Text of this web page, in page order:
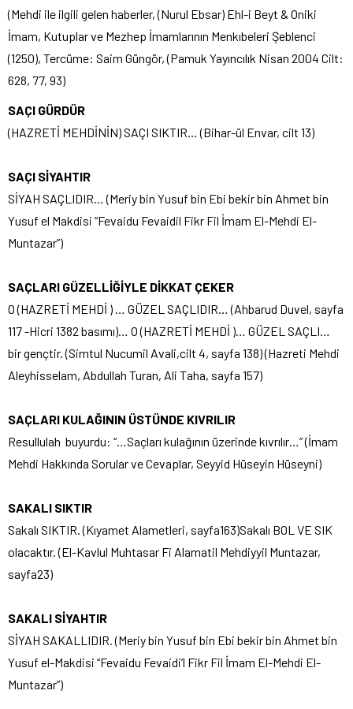
(Mehdi ile ilgili gelen haberler, (Nurul Ebsar) Ehl-i Beyt & Oniki
İmam, Kutuplar ve Mezhep İmamlarının Menkıbeleri Şeblenci
(1250), Tercüme: Saim Güngör, (Pamuk Yayıncılık Nisan 2004 Cilt:
628, 77, 93)
SAÇI GÜRDÜR
(HAZRETİ MEHDİNİN) SAÇI SIKTIR… (Bihar-ül Envar, cilt 13)
SAÇI SİYAHTIR
SİYAH SAÇLIDIR… (Meriy bin Yusuf bin Ebi bekir bin Ahmet bin
Yusuf el Makdisi “Fevaidu Fevaidil Fikr Fil İmam El-Mehdi El-
Muntazar”)
SAÇLARI GÜZELLİĞİYLE DİKKAT ÇEKER
O (HAZRETİ MEHDİ ) … GÜZEL SAÇLIDIR… (Ahbarud Duvel, sayfa
117 -Hicri 1382 basımı)… O (HAZRETİ MEHDİ )… GÜZEL SAÇLI…
bir gençtir. (Simtul Nucumil Avali,cilt 4, sayfa 138) (Hazreti Mehdi
Aleyhisselam, Abdullah Turan, Ali Taha, sayfa 157)
SAÇLARI KULAĞININ ÜSTÜNDE KIVRILIR
Resullulah buyurdu: “…Saçları kulağının üzerinde kıvrılır…” (İmam
Mehdi Hakkında Sorular ve Cevaplar, Seyyid Hüseyin Hüseyni)
SAKALI SIKTIR
Sakalı SIKTIR. (Kıyamet Alametleri, sayfa163)Sakalı BOL VE SIK
olacaktır. (El-Kavlul Muhtasar Fi Alamatil Mehdiyyil Muntazar,
sayfa23)
SAKALI SİYAHTIR
SİYAH SAKALLIDIR. (Meriy bin Yusuf bin Ebi bekir bin Ahmet bin
Yusuf el-Makdisi “Fevaidu Fevaidi’l Fikr Fil İmam El-Mehdi El-
Muntazar”)